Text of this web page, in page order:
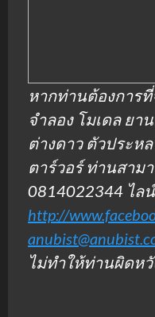
หากท่านต้องการ
จำลอง โมเดล ย
ต่างดาว ตัวประห
ตาร์วอร์ ท่านสาม
0814022344 ไล
http://
ไม่ทำให้ท่านผิดหวั